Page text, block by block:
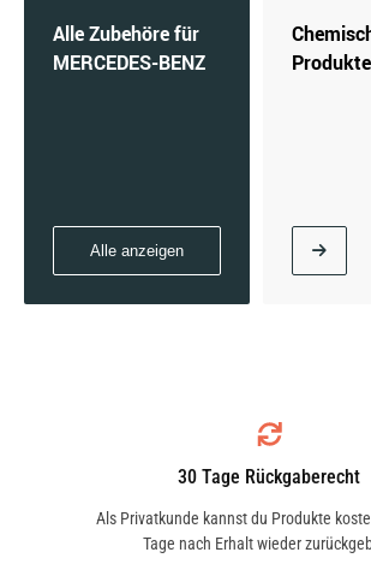
Alle Zubehöre für
MERCEDES-BENZ
Alle anzeigen
Produkte
30 Tage Rückgaberecht
Als Privatkunde kannst du Produkte
Tage nach Erhalt wieder